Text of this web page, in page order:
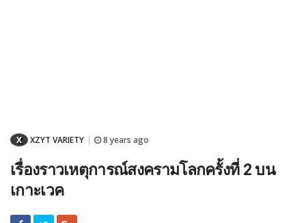
X XZYT VARIETY 8 years ago
เรื่องราวเหตุการณ์สงครามโลกครั้งที่ 2 บน
เกาะเวค